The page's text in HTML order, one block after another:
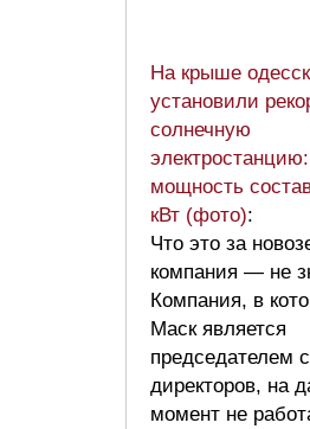
На крыше
установили
солнечную
мощность
кВт (фото):
Что это за
компания — не
Компания, в
Маск является
председателем
директоров, на
момент не